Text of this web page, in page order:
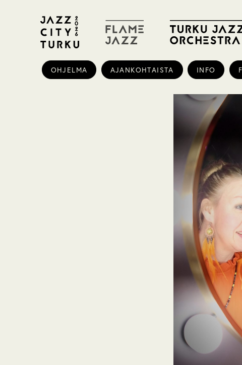
OHJELMA AJANKOHTAISTA INFO